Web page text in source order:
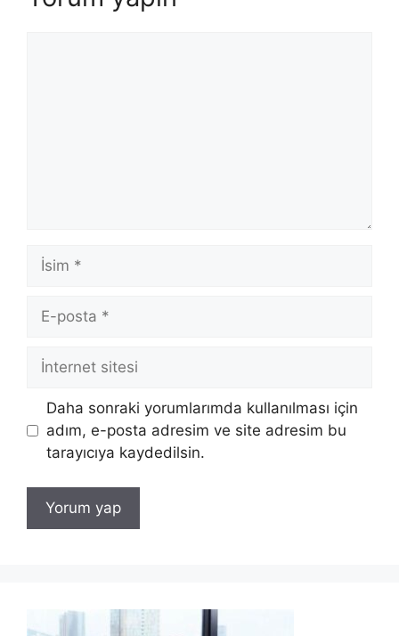
İsim
posta
İnternet
Daha sonraki yorumlarımda kullanılması için
adım, e-posta adresim ve site adresim bu
tarayıcıya kaydedilsin.